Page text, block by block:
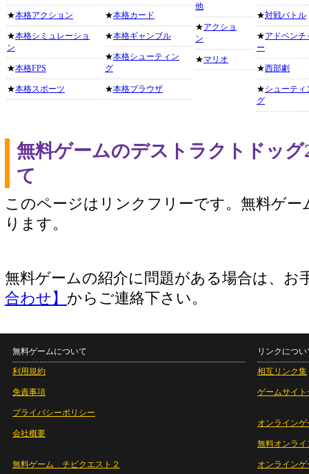
★本格アクション
★本格シミュレーショ
ン
★本格FPS
★本格スポーツ
★本格カード
★本格ギャンブル
★本格シューティン
グ
★本格ブラウザ
他
★アクショ
ン
★マリオ
★対戦バトル
★アドベンチ
ー
★西部劇
★シューティ
グ
無料ゲームのデストラクトドッ
て
このページはリンクフリーです。無料ゲー
ります。
無料ゲームの紹介に問題がある場合は、お
合わせ】 からご連絡下さい。
無料ゲームについて
利用規約
免責事項
プライバシーポリシー
会社概要
無料ゲーム チビクエスト２
リンクについ
相互リンク集
ゲームサイト
オンラインゲ
無料オンライ
オンライン